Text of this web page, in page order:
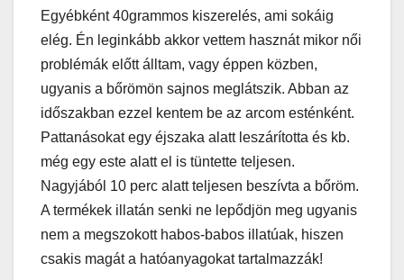
Egyébként 40grammos kiszerelés, ami sokáig
elég. Én leginkább akkor vettem hasznát mikor női
problémák előtt álltam, vagy éppen közben,
ugyanis a bőrömön sajnos meglátszik. Abban az
időszakban ezzel kentem be az arcom esténként.
Pattanásokat egy éjszaka alatt leszárította és kb.
még egy este alatt el is tüntette teljesen.
Nagyjából 10 perc alatt teljesen beszívta a bőröm.
A termékek illatán senki ne lepődjön meg ugyanis
nem a megszokott habos-babos illatúak, hiszen
csakis magát a hatóanyagokat tartalmazzák!